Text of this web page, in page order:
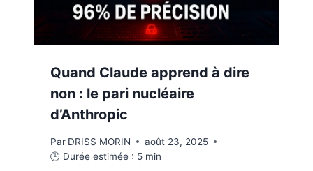
Quand Claude apprend à dire
non : le pari nucléaire
d’Anthropic
Par DRISS MORIN
août 23, 2025
🕒 Durée estimée : 5 min